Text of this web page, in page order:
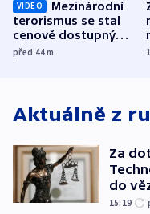
VIDEO
Mezinárodní
terorismus se stal
cenově dostupným,
varuje Bartošek
před 44m
Aktuálně z
Za
do
15:19